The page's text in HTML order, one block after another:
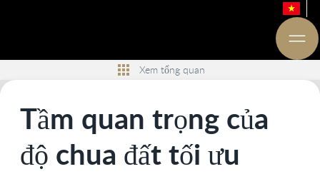
Xem tổng quan
Tầm quan trọng của
độ chua đất tối ưu